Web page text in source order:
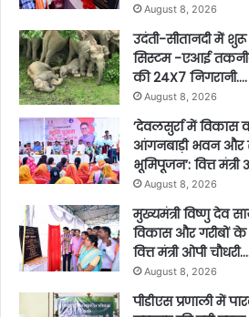
August 8, 2026
उदंती-सीतानदी में
सिस्टम -एआई
की 24X7 निगरानी….
August 8, 2026
’देवलसुर्रा में विकास
आंगनबाड़ी भवन
भूमिपूजन’: वित्त मंत्री
August 8, 2026
मुख्यमंत्री विष्णु देव
विकास और गरीबों के
वित्त मंत्री ओपी
August 8, 2026
पीडीएस प्रणाली में